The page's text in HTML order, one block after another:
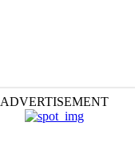
ADVERTISEMENT